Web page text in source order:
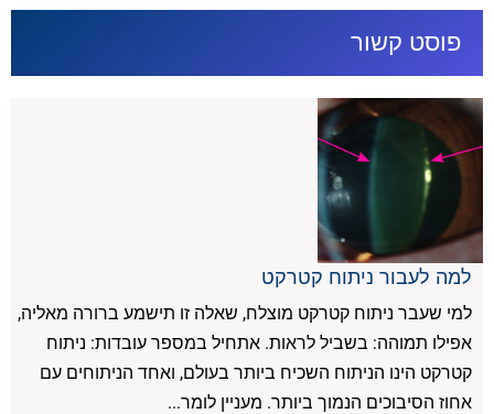
פוסט קשור
למה לעבור ניתוח קטרקט
למי שעבר ניתוח קטרקט מוצלח, שאלה זו תישמע ברורה מאליה,
אפילו תמוהה: בשביל לראות. אתחיל במספר עובדות: ניתוח
קטרקט הינו הניתוח השכיח ביותר בעולם, ואחד הניתוחים עם
אחוז הסיבוכים הנמוך ביותר. מעניין לומר...